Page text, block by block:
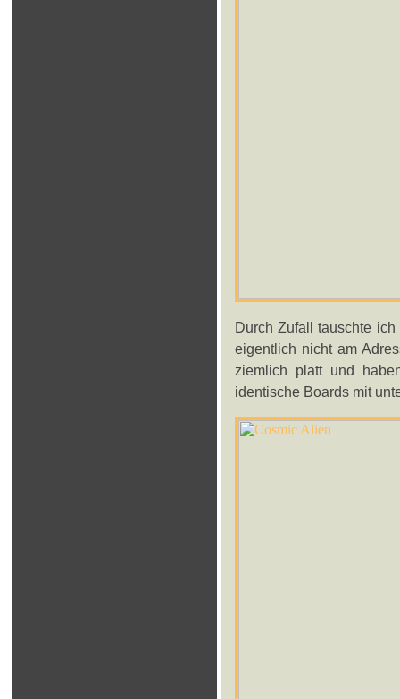
Durch Zufall tauschte
eigentlich nicht am
ziemlich platt und
identische Boards mit